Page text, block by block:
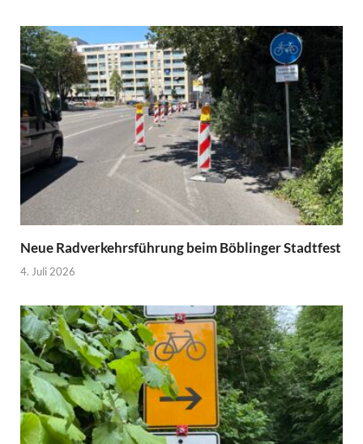
Neue Radverkehrsführung beim Böblinger Stadtfest
4. Juli 2026